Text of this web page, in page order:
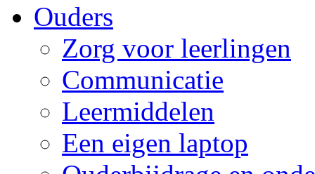
Ouders
Zorg voor leerlingen
Communicatie
Leermiddelen
Een eigen laptop